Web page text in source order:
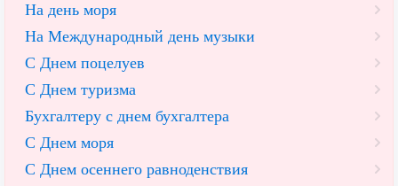
На день моря
На Международный день музыки
С Днем поцелуев
С Днем туризма
Бухгалтеру с днем бухгалтера
С Днем моря
С Днем осеннего равноденствия